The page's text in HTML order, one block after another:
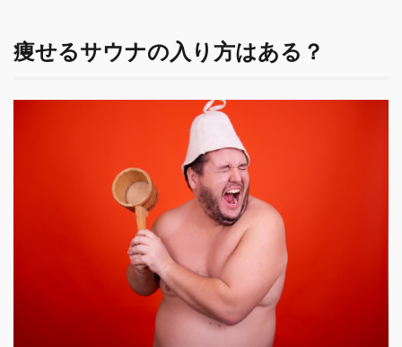
痩せるサウナの入り方はある？